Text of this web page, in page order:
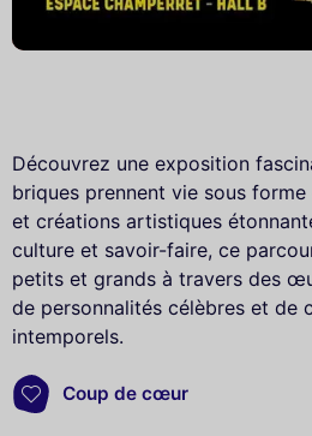
Découvrez une exposition
briques prennent vie sous
et créations artistiques
culture et savoir-faire, ce
petits et grands à travers des
de personnalités célèbres et de
intemporels.
Coup de cœur